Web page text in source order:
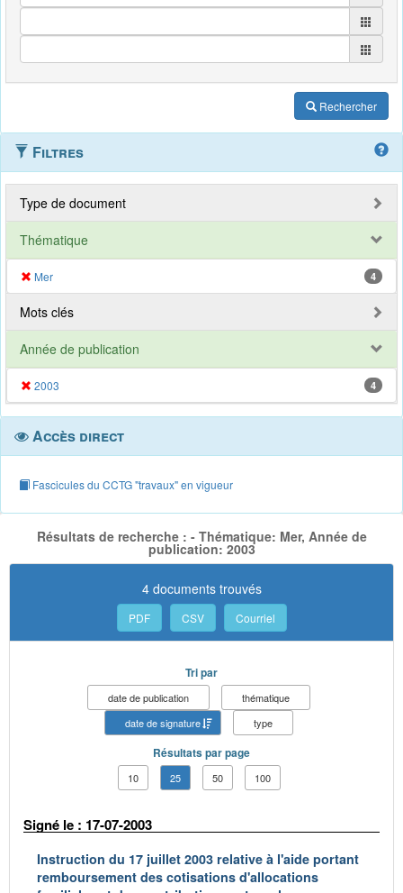
Rechercher
Filtres
Type de document
Thématique
Mer 4
Mots clés
Année de publication
2003 4
Accès direct
Fascicules du CCTG "travaux" en vigueur
Résultats de recherche : - Thématique: Mer, Année de
publication: 2003
4 documents trouvés
PDF CSV Courriel
Tri par
date de publication
thématique
date de signature
type
Résultats par page
10 25 50 100
Signé le : 17-07-2003
Instruction du 17 juillet 2003 relative à l'aide portant
remboursement des cotisations d'allocations